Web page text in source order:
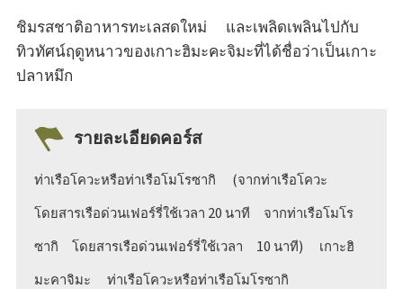
ชิมรสชาติอาหารทะเลสดใหม่ และเพลิดเพลินไปกับ
ทิวทัศน์ฤดูหนาวของเกาะฮิมะคะจิมะที่ได้ชื่อว่าเป็นเกาะ
ปลาหมึก
รายละเอียดคอร์ส
ท่าเรือโควะหรือท่าเรือโมโรซากิ
(จากท่าเรือโควะ
โดยสารเรือด่วนเฟอร์รี่ใช้เวลา 20 นาที จากท่าเรือโมโร
ซากิ โดยสารเรือด่วนเฟอร์รี่ใช้เวลา 10 นาที)
เกาะฮิ
มะคาจิมะ
ท่าเรือโควะหรือท่าเรือโมโรซากิ